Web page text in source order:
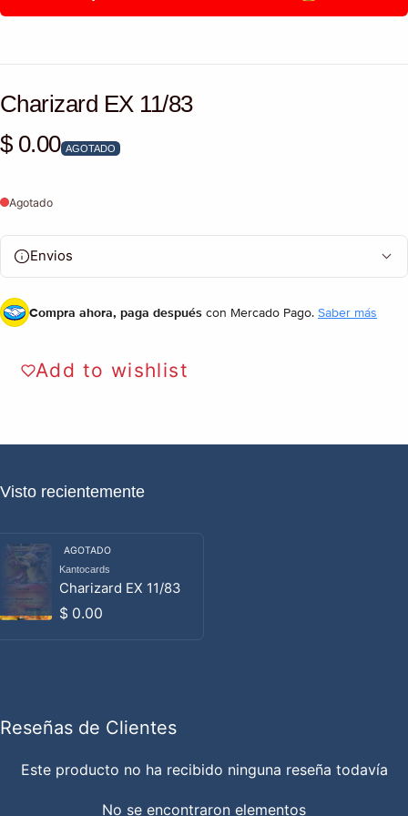
Charizard EX 11/83
Precio habitual
$ 0.00 AGOTADO
Agotado
Envios
Compra ahora, paga después con Mercado Pago. Saber más
Add to wishlist
Visto recientemente
AGOTADO
Proveedor:
Kantocards
Charizard EX 11/83
Precio habitual
$ 0.00
Reseñas de Clientes
Este producto no ha recibido ninguna reseña todavía
No se encontraron elementos